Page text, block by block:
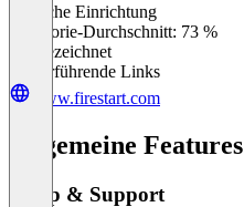
Einfache Einrichtung
Kategorie-Durchschnitt: 73 %
Ausgezeichnet
Weiterführende Links
www.firestart.com
Allgemeine Features
Setup & Support